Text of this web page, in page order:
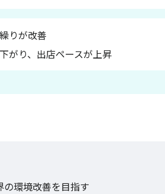
りが改善
がり、出店ペースが上昇
の環境改善を目指す